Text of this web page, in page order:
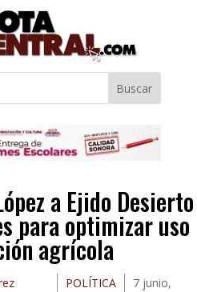
Buscar
a Ejido Desierto
para optimizar uso
agrícola
POLÍTICA
7 junio,